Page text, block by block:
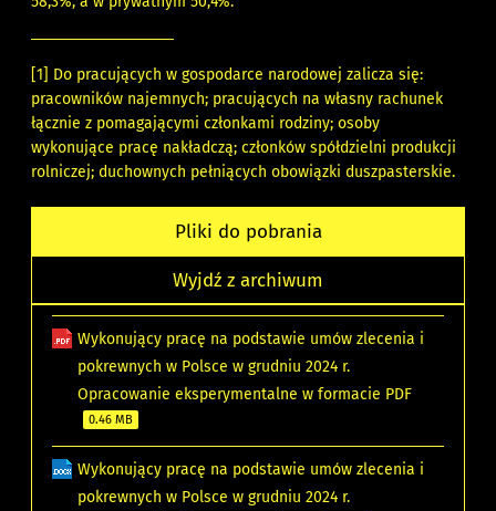
[1] Do pracujących w gospodarce narodowej zalicza się:
pracowników najemnych; pracujących na własny rachunek
łącznie z pomagającymi członkami rodziny; osoby
wykonujące pracę nakładczą; członków spółdzielni produkcji
rolniczej; duchownych pełniących obowiązki duszpasterskie.
Pliki do pobrania
Wyjdź z archiwum
Wykonujący pracę na podstawie umów zlecenia i
pokrewnych w Polsce w grudniu 2024 r.
Opracowanie eksperymentalne w formacie PDF
0.46 MB
Wykonujący pracę na podstawie umów zlecenia i
pokrewnych w Polsce w grudniu 2024 r.